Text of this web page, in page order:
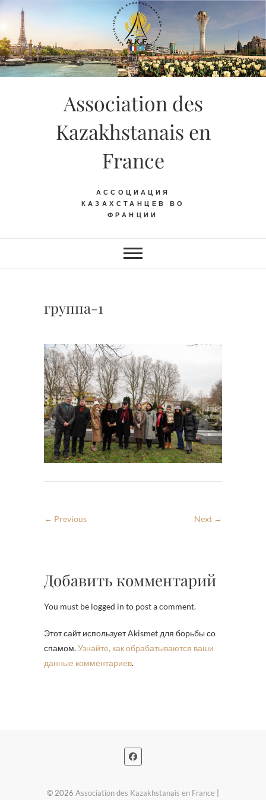
Skip
content
Association des
Kazakhstanais en
France
АССОЦИАЦИЯ
КАЗАХСТАНЦЕВ ВО
ФРАНЦИИ
группа-1
← Previous Next →
Добавить комментарий
You must be logged in to post a comment.
Этот сайт использует Akismet для борьбы со
спамом.Узнайте, как обрабатываются ваши
данные комментариев.
© 2026 Association des Kazakhstanais en France